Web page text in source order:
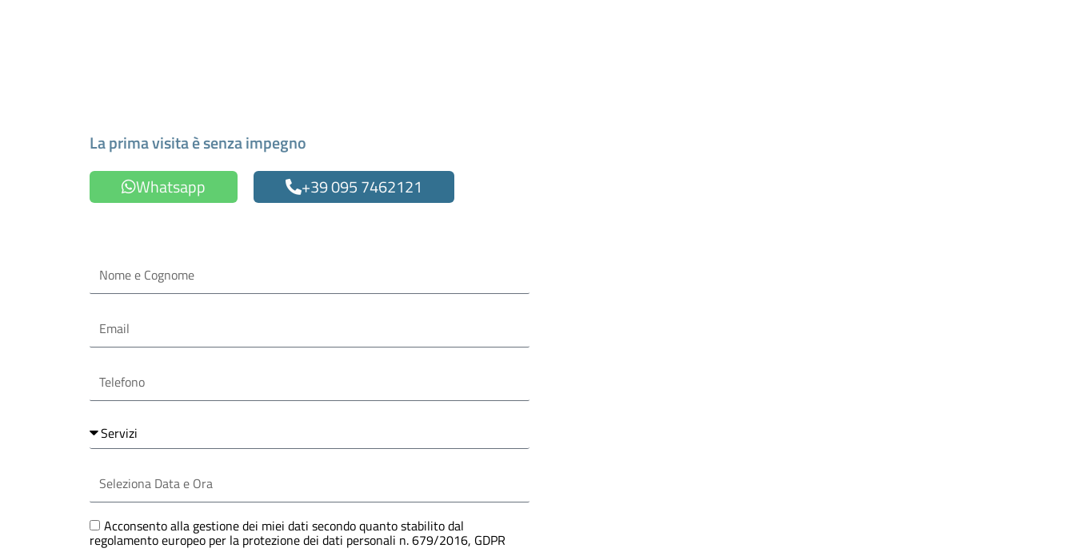
La prima visita è senza impegno
Whatsapp
+39 095 7462121
Cognome
Servizi
Data
e
GDPR
Acconsento alla gestione dei miei dati secondo quanto stabilito dal
regolamento europeo per la protezione dei dati personali n. 679/2016, GDPR